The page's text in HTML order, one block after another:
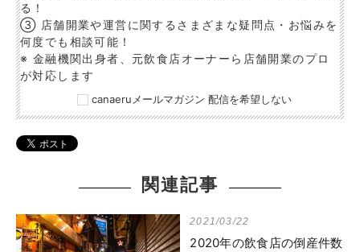
る！
③ 店舗開業や運営に関するさまざまな疑問点・お悩みを
何度でも相談可能！
※ 金融機関出身者、元飲食店オーナーら店舗開業のプロ
が対応します
canaeruメールマガジン 配信を希望しない
関連記事
2021/03/22
2020年の飲食店の倒産件数